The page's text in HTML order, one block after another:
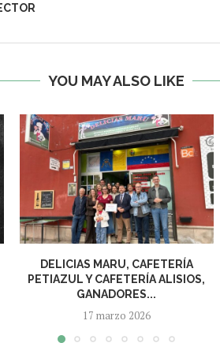
YOU MAY ALSO LIKE
DELICIAS MARU, CAFETERÍA
PETIAZUL Y CAFETERÍA ALISIOS,
GANADORES...
17 marzo 2026